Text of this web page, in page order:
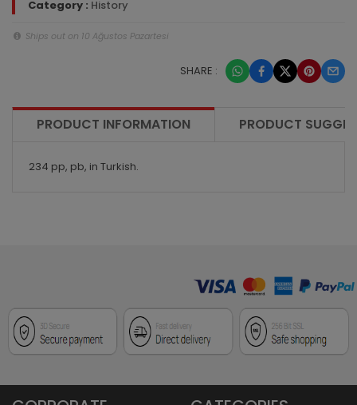
Category : History
Ships out on 10 Ağustos Pazartesi
SHARE :
PRODUCT INFORMATION PRODUCT
234 pp, pb, in Turkish.